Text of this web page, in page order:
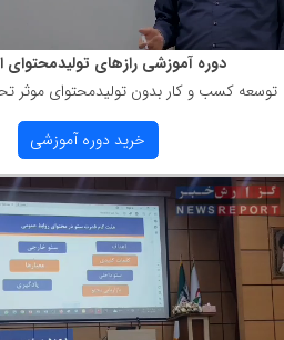
دوره آموزشی رازهای
توسعه كسب و كار بدون تولیدمحتوای موثر
خرید دوره آموزشی